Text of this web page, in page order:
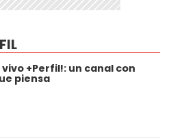
vivo +Perfil!: un canal con
piensa